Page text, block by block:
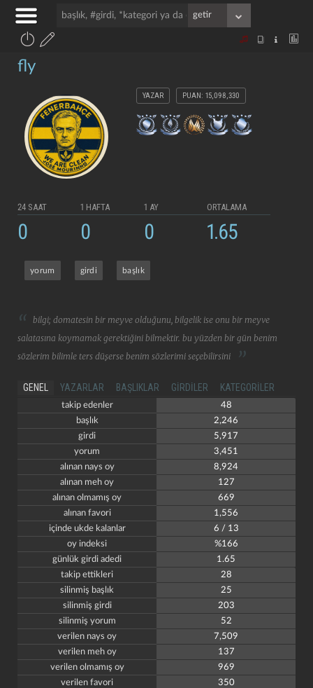
fly
YAZAR PUAN: 15,098,330
24 SAAT
0
1 HAFTA
0
1 AY
0
ORTALAMA
1.65
yorum girdi başlık
bilgi; domatesin bir meyve olduğunu, bilgelik ise onu bir meyve
salatasına koymamak gerektiğini bilmektir. bu yüzden bir gün benim
sözlerim bilimle ters düşerse benim sözlerimi seçebilirsini
GENEL YAZARLAR BAŞLIKLAR GIRDILER KATEGORILER
takip edenler
48
başlık
2,246
girdi
5,917
yorum
3,451
alınan nays oy
8,924
alınan meh oy
127
alınan olmamış oy
669
alınan favori
1,556
içinde ukde kalanlar
6 / 13
oy indeksi
%166
günlük girdi adedi
1.65
takip ettikleri
28
silinmiş başlık
25
silinmiş girdi
203
silinmiş yorum
52
verilen nays oy
7,509
verilen meh oy
137
verilen olmamış oy
969
verilen favori
350